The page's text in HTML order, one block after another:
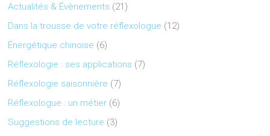
Actualités & Évènements (21)
Dans la trousse de votre réflexologue (12)
Énergétique chinoise (6)
Réflexologie : ses applications (7)
Réflexologie saisonnière (7)
Réflexologue : un métier (6)
Suggestions de lecture (3)